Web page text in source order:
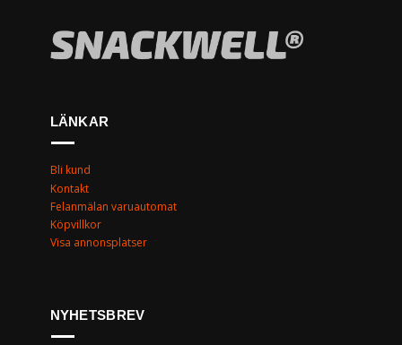
LÄNKAR
Bli kund
Kontakt
Felanmälan varuautomat
Köpvillkor
Visa annonsplatser
NYHETSBREV